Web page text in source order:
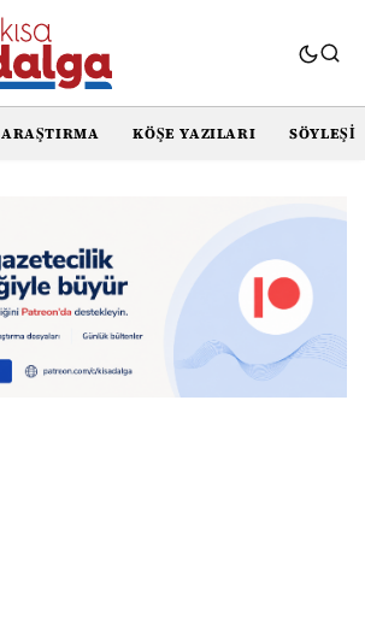
ARAŞTIRMA KÖŞE YAZILARI SÖYLEŞI